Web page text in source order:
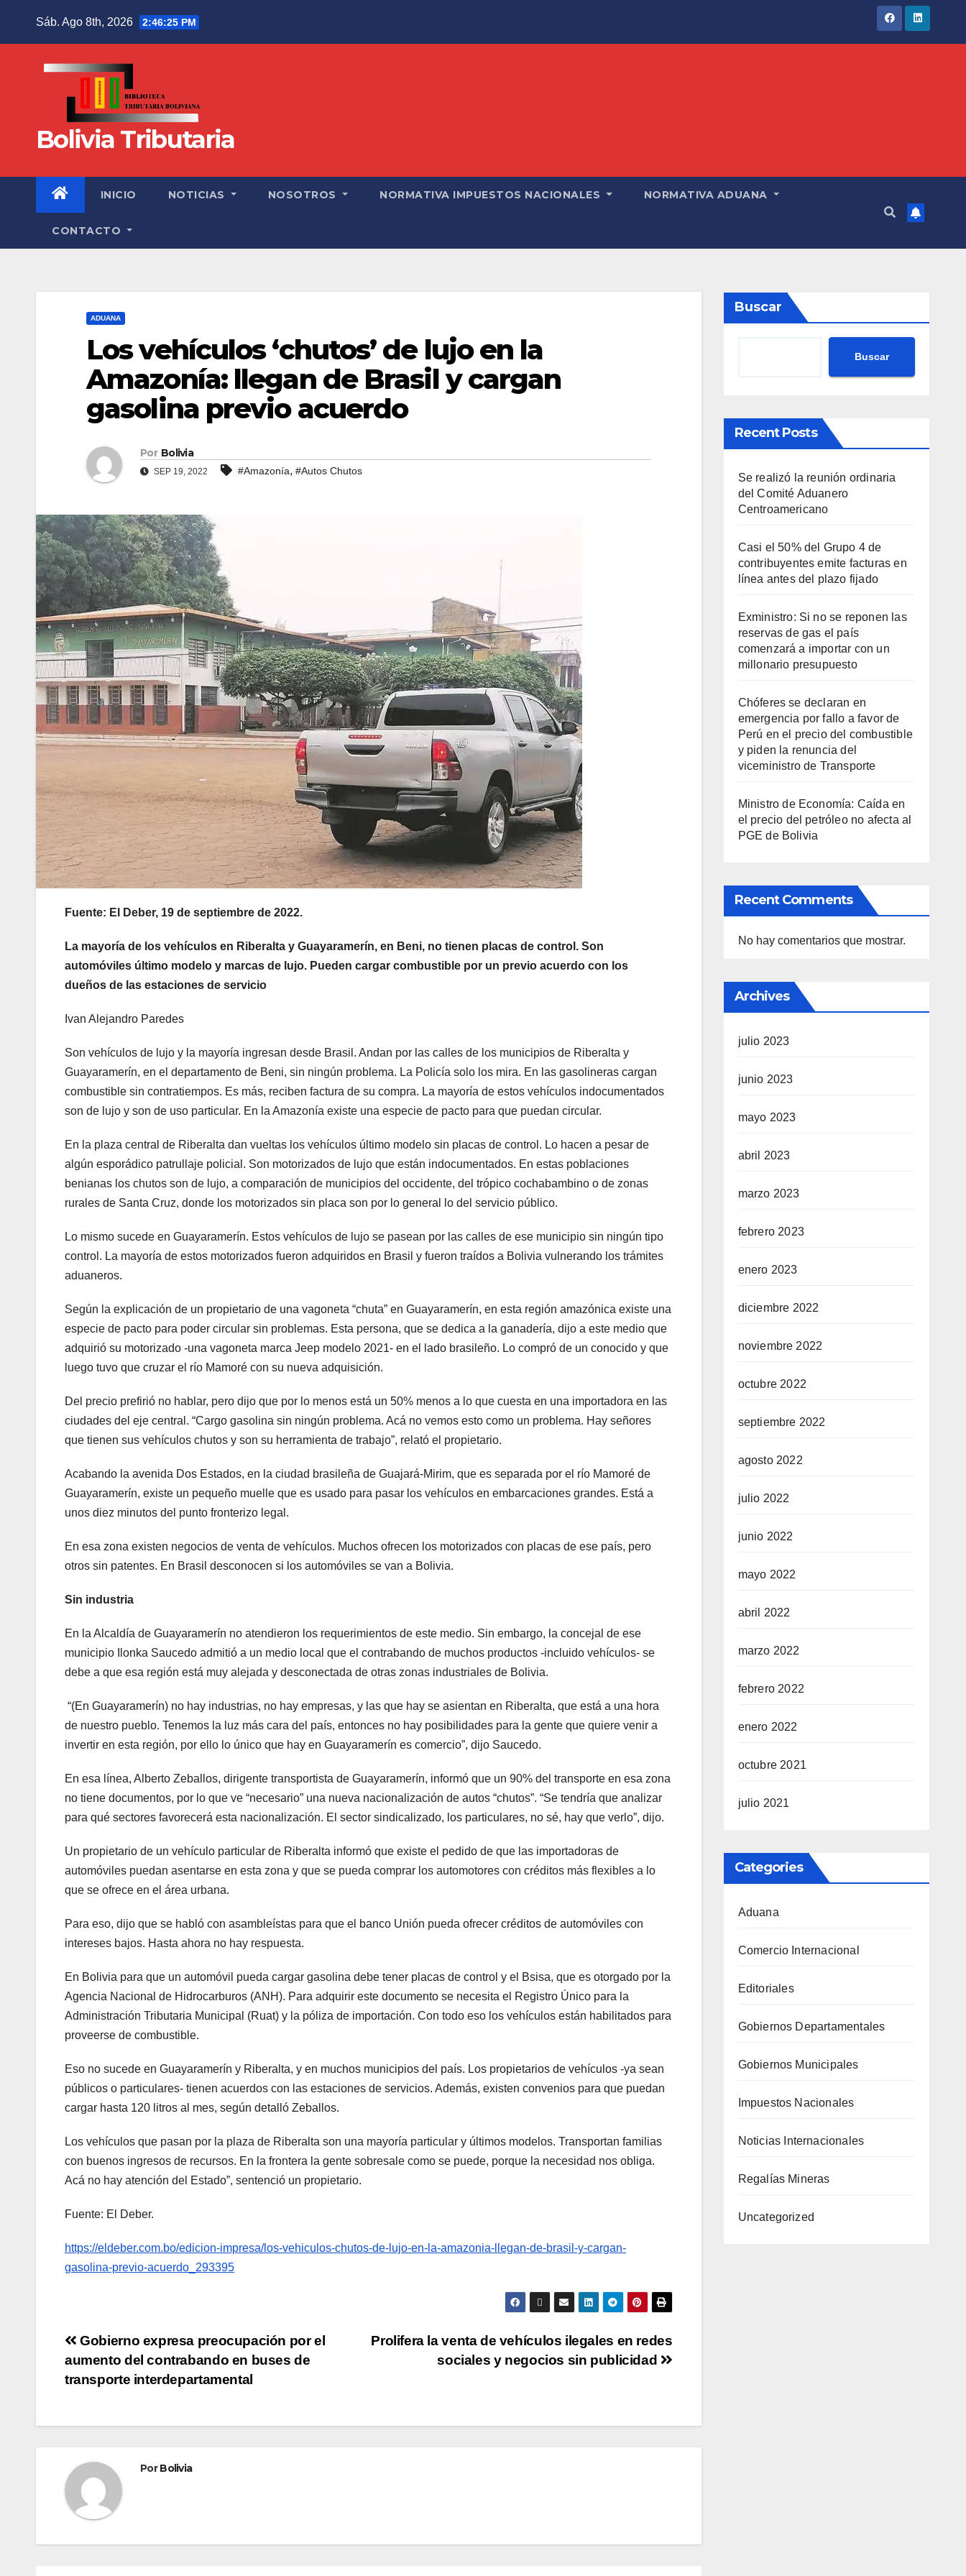
Sáb. Ago 8th, 2026 2:46:26 PM
Bolivia Tributaria
INICIO NOTICIAS NOSOTROS NORMATIVA IMPUESTOS NACIONALES NORMATIVA ADUANA
CONTACTO
ADUANA
Los vehículos ‘chutos’ de lujo en la
Amazonía: llegan de Brasil y cargan
gasolina previo acuerdo
Por Bolivia
SEP 19, 2022 #Amazonía, #Autos Chutos
Fuente: El Deber, 19 de septiembre de 2022.
La mayoría de los vehículos en Riberalta y Guayaramerín, en Beni, no tienen placas de control. Son
automóviles último modelo y marcas de lujo. Pueden cargar combustible por un previo acuerdo con los
dueños de las estaciones de servicio
Ivan Alejandro Paredes
Son vehículos de lujo y la mayoría ingresan desde Brasil. Andan por las calles de los municipios de Riberalta y
Guayaramerín, en el departamento de Beni, sin ningún problema. La Policía solo los mira. En las gasolineras cargan
combustible sin contratiempos. Es más, reciben factura de su compra. La mayoría de estos vehículos indocumentados
son de lujo y son de uso particular. En la Amazonía existe una especie de pacto para que puedan circular.
En la plaza central de Riberalta dan vueltas los vehículos último modelo sin placas de control. Lo hacen a pesar de
algún esporádico patrullaje policial. Son motorizados de lujo que están indocumentados. En estas poblaciones
benianas los chutos son de lujo, a comparación de municipios del occidente, del trópico cochabambino o de zonas
rurales de Santa Cruz, donde los motorizados sin placa son por lo general lo del servicio público.
Lo mismo sucede en Guayaramerín. Estos vehículos de lujo se pasean por las calles de ese municipio sin ningún tipo
control. La mayoría de estos motorizados fueron adquiridos en Brasil y fueron traídos a Bolivia vulnerando los trámites
aduaneros.
Según la explicación de un propietario de una vagoneta “chuta” en Guayaramerín, en esta región amazónica existe una
especie de pacto para poder circular sin problemas. Esta persona, que se dedica a la ganadería, dijo a este medio que
adquirió su motorizado -una vagoneta marca Jeep modelo 2021- en el lado brasileño. Lo compró de un conocido y que
luego tuvo que cruzar el río Mamoré con su nueva adquisición.
Del precio prefirió no hablar, pero dijo que por lo menos está un 50% menos a lo que cuesta en una importadora en las
ciudades del eje central. “Cargo gasolina sin ningún problema. Acá no vemos esto como un problema. Hay señores
que tienen sus vehículos chutos y son su herramienta de trabajo”, relató el propietario.
Acabando la avenida Dos Estados, en la ciudad brasileña de Guajará-Mirim, que es separada por el río Mamoré de
Guayaramerín, existe un pequeño muelle que es usado para pasar los vehículos en embarcaciones grandes. Está a
unos diez minutos del punto fronterizo legal.
En esa zona existen negocios de venta de vehículos. Muchos ofrecen los motorizados con placas de ese país, pero
otros sin patentes. En Brasil desconocen si los automóviles se van a Bolivia.
Sin industria
En la Alcaldía de Guayaramerín no atendieron los requerimientos de este medio. Sin embargo, la concejal de ese
municipio Ilonka Saucedo admitió a un medio local que el contrabando de muchos productos -incluido vehículos- se
debe a que esa región está muy alejada y desconectada de otras zonas industriales de Bolivia.
“(En Guayaramerín) no hay industrias, no hay empresas, y las que hay se asientan en Riberalta, que está a una hora
de nuestro pueblo. Tenemos la luz más cara del país, entonces no hay posibilidades para la gente que quiere venir a
invertir en esta región, por ello lo único que hay en Guayaramerín es comercio”, dijo Saucedo.
En esa línea, Alberto Zeballos, dirigente transportista de Guayaramerín, informó que un 90% del transporte en esa zona
no tiene documentos, por lo que ve “necesario” una nueva nacionalización de autos “chutos”. “Se tendría que analizar
para qué sectores favorecerá esta nacionalización. El sector sindicalizado, los particulares, no sé, hay que verlo”, dijo.
Un propietario de un vehículo particular de Riberalta informó que existe el pedido de que las importadoras de
automóviles puedan asentarse en esta zona y que se pueda comprar los automotores con créditos más flexibles a lo
que se ofrece en el área urbana.
Para eso, dijo que se habló con asambleístas para que el banco Unión pueda ofrecer créditos de automóviles con
intereses bajos. Hasta ahora no hay respuesta.
En Bolivia para que un automóvil pueda cargar gasolina debe tener placas de control y el Bsisa, que es otorgado por la
Agencia Nacional de Hidrocarburos (ANH). Para adquirir este documento se necesita el Registro Único para la
Administración Tributaria Municipal (Ruat) y la póliza de importación. Con todo eso los vehículos están habilitados para
proveerse de combustible.
Eso no sucede en Guayaramerín y Riberalta, y en muchos municipios del país. Los propietarios de vehículos -ya sean
públicos o particulares- tienen acuerdos con las estaciones de servicios. Además, existen convenios para que puedan
cargar hasta 120 litros al mes, según detalló Zeballos.
Los vehículos que pasan por la plaza de Riberalta son una mayoría particular y últimos modelos. Transportan familias
con buenos ingresos de recursos. En la frontera la gente sobresale como se puede, porque la necesidad nos obliga.
Acá no hay atención del Estado”, sentenció un propietario.
Fuente: El Deber.
https://eldeber.com.bo/edicion-impresa/los-vehiculos-chutos-de-lujo-en-la-amazonia-llegan-de-brasil-y-cargan-
gasolina-previo-acuerdo_293395
Prolifera la venta de vehículos ilegales en redes
sociales y negocios sin publicidad
Gobierno expresa preocupación por el
aumento del contrabando en buses de
transporte interdepartamental
PorBolivia
Buscar
Buscar
Recent Posts
Se realizó la reunión ordinaria
del Comité Aduanero
Centroamericano
Casi el 50% del Grupo 4 de
contribuyentes emite facturas en
línea antes del plazo fijado
Exministro: Si no se reponen las
reservas de gas el país
comenzará a importar con un
millonario presupuesto
Chóferes se declaran en
emergencia por fallo a favor de
Perú en el precio del combustible
y piden la renuncia del
viceministro de Transporte
Ministro de Economía: Caída en
el precio del petróleo no afecta al
PGE de Bolivia
Recent Comments
No hay comentarios que mostrar.
Archives
julio 2023
junio 2023
mayo 2023
abril 2023
marzo 2023
febrero 2023
enero 2023
diciembre 2022
noviembre 2022
octubre 2022
septiembre 2022
agosto 2022
julio 2022
junio 2022
mayo 2022
abril 2022
marzo 2022
febrero 2022
enero 2022
octubre 2021
julio 2021
Categories
Aduana
Comercio Internacional
Editoriales
Gobiernos Departamentales
Gobiernos Municipales
Impuestos Nacionales
Noticias Internacionales
Regalías Mineras
Uncategorized